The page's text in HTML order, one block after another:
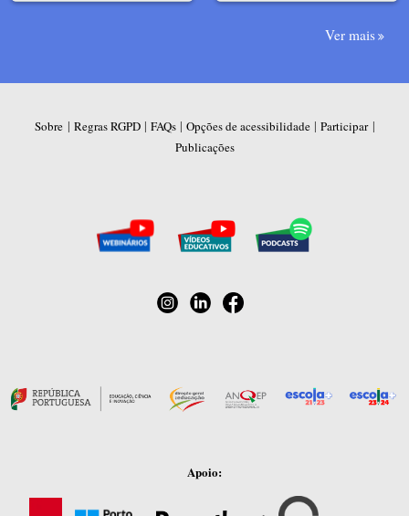
Ver mais
Sobre | Regras RGPD| FAQs| Opções de acessibilidade| Participar|
Publicações
Apoio: